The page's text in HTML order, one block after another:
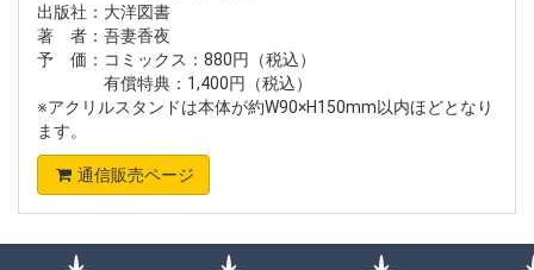
出版社：大洋図書
著 者：吾妻香夜
予 価：コミックス：880円（税込）
有償特典：1,400円（税込）
※アクリルスタンドは本体が約W90×H150mm以内ほどとなり
ます。
通信販売ページ